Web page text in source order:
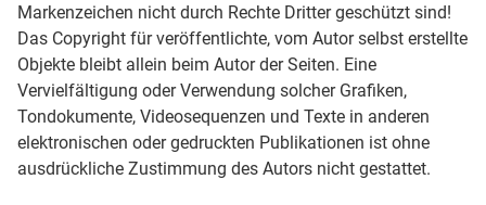
Markenzeichen nicht durch Rechte Dritter geschützt sind!
Das Copyright für veröffentlichte, vom Autor selbst erstellte
Objekte bleibt allein beim Autor der Seiten. Eine
Vervielfältigung oder Verwendung solcher Grafiken,
Tondokumente, Videosequenzen und Texte in anderen
elektronischen oder gedruckten Publikationen ist ohne
ausdrückliche Zustimmung des Autors nicht gestattet.